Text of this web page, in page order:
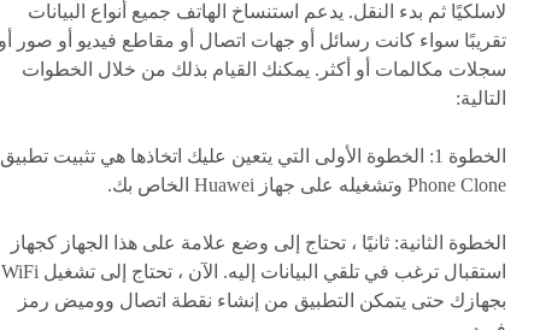
لاسلكيًا ثم بدء النقل. يدعم استنساخ الهاتف جميع أنواع البيانات
تقريبًا سواء كانت رسائل أو جهات اتصال أو مقاطع فيديو أو صور
سجلات مكالمات أو أكثر. يمكنك القيام بذلك من خلال الخطوات
التالية:
الخطوة 1:
الخطوة الأولى التي يتعين عليك اتخاذها هي تثبيت تطبيق
Phone Clone وتشغيله على جهاز Huawei الخاص بك.
الخطوة الثانية: ثانيًا ، تحتاج إلى وضع علامة على هذا الجهاز كجهاز
استقبال ترغب في تلقي البيانات إليه. الآن ، تحتاج إلى تشغيل WiFi
بجهازك حتى يتمكن التطبيق من إنشاء نقطة اتصال ووميض رمز